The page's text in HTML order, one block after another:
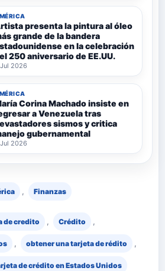
presenta la pintura al óleo
grande de la bandera
en la celebración
250 aniversario de EE.UU.
2026
Corina Machado insiste en
a Venezuela tras
sismos y critica
gubernamental
2026
, Finanzas
de credito , Crédito ,
, obtener una tarjeta de rédito ,
de crédito en Estados Unidos